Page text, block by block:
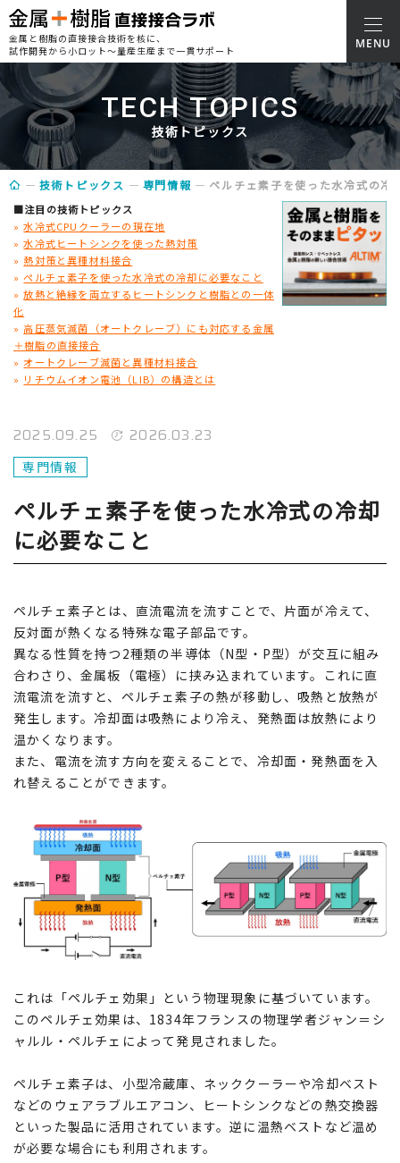
金属と樹脂の直接接合技術を核に、
試作開発から小ロット～量産生産まで一貫サポート
TECH TOPICS
技術トピックス
技術トピックス 専門情報 ペルチェ素子を使った水冷式の冷
■注目の技術トピックス
»水冷式CPUクーラーの現在地
»水冷式ヒートシンクを使った熱対策
»熱対策と異種材料接合
»ペルチェ素子を使った水冷式の冷却に必要なこと
»放熱と絶縁を両立するヒートシンクと樹脂との一体
化
»高圧蒸気滅菌（オートクレーブ）にも対応する金属
＋樹脂の直接接合
» オートクレーブ滅菌と異種材料接合
» リチウムイオン電池（LIB）の構造とは
2025.09.25 2026.03.23
専門情報
ペルチェ素子を使った水冷式の冷却
に必要なこと
ペルチェ素子とは、直流電流を流すことで、片面が冷えて、
反対面が熱くなる特殊な電子部品です。
異なる性質を持つ2種類の半導体（N型・P型）が交互に組み
合わさり、金属板（電極）に挟み込まれています。これに直
流電流を流すと、ペルチェ素子の熱が移動し、吸熱と放熱が
発生します。冷却面は吸熱により冷え、発熱面は放熱により
温かくなります。
また、電流を流す方向を変えることで、冷却面・発熱面を入
れ替えることができます。
これは「ペルチェ効果」という物理現象に基づいています。
このペルチェ効果は、1834年フランスの物理学者ジャン＝シ
ャルル・ペルチェによって発見されました。
ペルチェ素子は、小型冷蔵庫、ネッククーラーや冷却ベスト
などのウェアラブルエアコン、ヒートシンクなどの熱交換器
といった製品に活用されています。逆に温熱ベストなど温め
が必要な場合にも利用されます。